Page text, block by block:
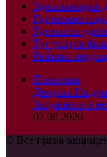
Здесь колодки
Где можно
Где найти
Тут услуги
Рейтинг
Политика
Депутат
Залужного о
07.08.2026
© Все права